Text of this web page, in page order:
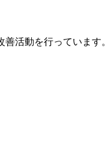
活動を行っています。